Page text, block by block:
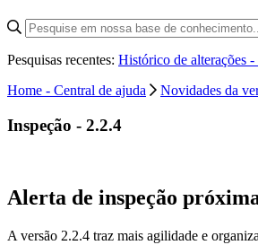
Pesquisas recentes: Histórico de alterações
Home - Central de ajuda
Novidades da
Inspeção - 2.2.4
Alerta de inspeção
A versão 2.2.4 traz mais agilidade e